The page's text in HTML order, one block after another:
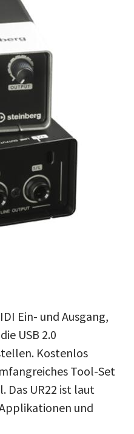
Ein- und Ausgang,
USB 2.0
Kostenlos
Tool-Set
Das UR22 ist laut
und